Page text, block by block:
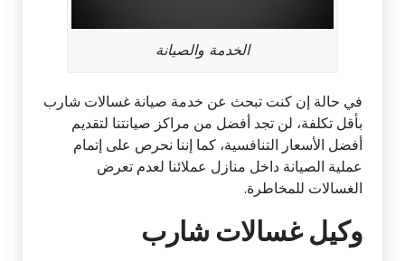
الخدمة والصيانة
في حالة إن كنت تبحث عن خدمة صيانة غسالات شارب
بأقل تكلفة، لن تجد أفضل من مراكز صيانتنا لتقديم
أفضل الأسعار التنافسية، كما إننا نحرص على إتمام
عملية الصيانة داخل منازل عملائنا لعدم تعرض
الغسالات للمخاطرة.
وكيل غسالات شارب